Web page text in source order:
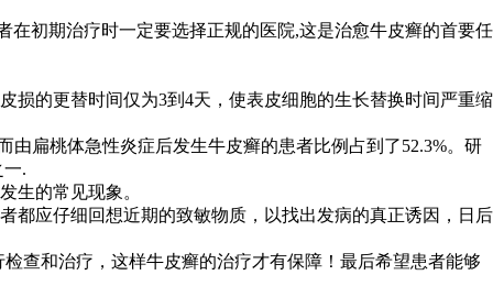
初期治疗时一定要选择正规的医院,这是治愈牛皮癣的首要任
损的更替时间仅为3到4天，使表皮细胞的生长替换时间严重缩
扁桃体急性炎症后发生牛皮癣的患者比例占到了52.3%。研
.
生的常见现象。
都应仔细回想近期的致敏物质，以找出发病的真正诱因，日后
查和治疗，这样牛皮癣的治疗才有保障！最后希望患者能够